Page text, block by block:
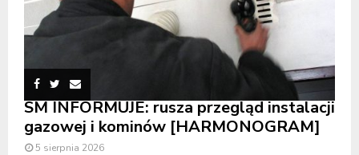
SM INFORMUJE: rusza przegląd instalacji
gazowej i kominów [HARMONOGRAM]
5 sierpnia 2026